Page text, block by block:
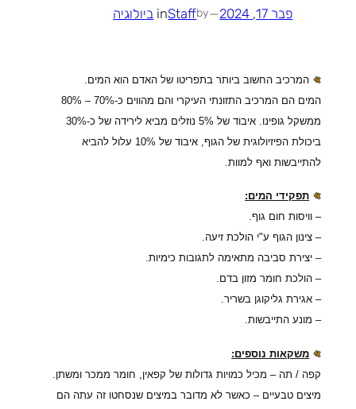
פבר 17, 2024 —
by
Staff
in ביולוגיה
המרכיב החשוב ביותר בתפריטו של האדם הוא המים.
המים הם המרכיב התזונתי העיקרי והם מהווים כ-70% – 80%
ממשקל גופינו. איבוד של 5% נוזלים מביא לירידה של כ-30%
ביכולת הפיזיולוגית של הגוף, איבוד של 10% עלול להביא
להתייבשות ואף למוות.
תפקידי המים:
– וויסות חום גוף.
– צינון הגוף ע"י הולכת זיעה.
– יצירת סביבה מתאימה לתגובות כימיות.
– הולכת חומר מזון בדם.
– אגירת גליקוגן בשריר.
– מונע התייבשות.
משקאות נוספים:
קפה / תה – מכיל כמויות גדולות של קפאין, חומר ממכר ומשתן.
מיצים טבעיים – כאשר לא מדובר במיצים שנסחטו זה עתה הם